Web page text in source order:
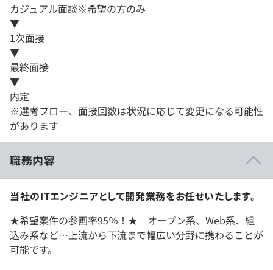
カジュアル面談※希望の方のみ
▼
1次面接
▼
最終面接
▼
内定
※選考フロー、面接回数は状況に応じて変更になる可能性
があります
職務内容
当社のITエンジニアとして開発業務をお任せいたします。
★希望案件の参画率95％！★ オープン系、Web系、組
込み系など…上流から下流まで幅広い分野に携わることが
可能です。